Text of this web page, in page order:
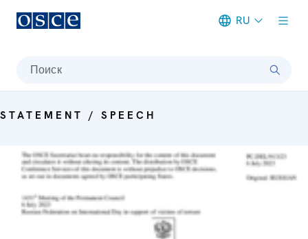
RU
Поиск
STATEMENT / SPEECH